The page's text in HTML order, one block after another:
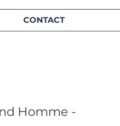
CONTACT
Homme -